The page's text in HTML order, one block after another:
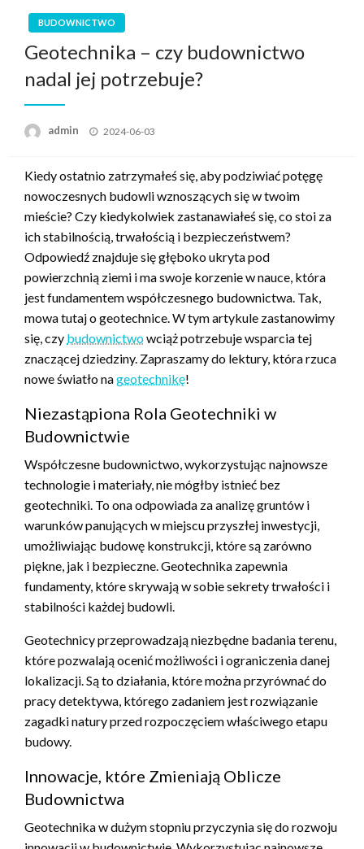
BUDOWNICTWO
Geotechnika – czy budownictwo
nadal jej potrzebuje?
admin
Posted
2024-06-03
Kiedy ostatnio zatrzymałeś się, aby podziwiać potęgę
nowoczesnych budowli wznoszących się w twoim
mieście? Czy kiedykolwiek zastanawiałeś się, co stoi za
ich stabilnością, trwałością i bezpieczeństwem?
Odpowiedź znajduje się głęboko ukryta pod
powierzchnią ziemi i ma swoje korzenie w nauce, która
jest fundamentem współczesnego budownictwa. Tak,
mowa tutaj o geotechnice. W tym artykule zastanowimy
się, czy budownictwowciąż potrzebuje wsparcia tej
znaczącej dziedziny. Zapraszamy do lektury, która rzuca
nowe światło nageotechnikę!
Niezastąpiona Rola Geotechniki w
Budownictwie
Współczesne budownictwo, wykorzystując najnowsze
technologie i materiały, nie mógłby istnieć bez
geotechniki. To ona odpowiada za analizę gruntów i
warunków panujących w miejscu przyszłej inwestycji,
umożliwiając budowę konstrukcji, które są zarówno
piękne, jak i bezpieczne. Geotechnika zapewnia
fundamenty, które skrywają w sobie sekrety trwałości i
stabilności każdej budowli.
Geotechnicy przeprowadzają niezbędne badania terenu,
które pozwalają ocenić możliwości i ograniczenia danej
lokalizacji. Są to działania, które można przyrównać do
pracy detektywa, którego zadaniem jest rozwiązanie
zagadki natury przed rozpoczęciem właściwego etapu
budowy.
Innowacje, które Zmieniają Oblicze
Budownictwa
Geotechnika w dużym stopniu przyczynia się do rozwoju